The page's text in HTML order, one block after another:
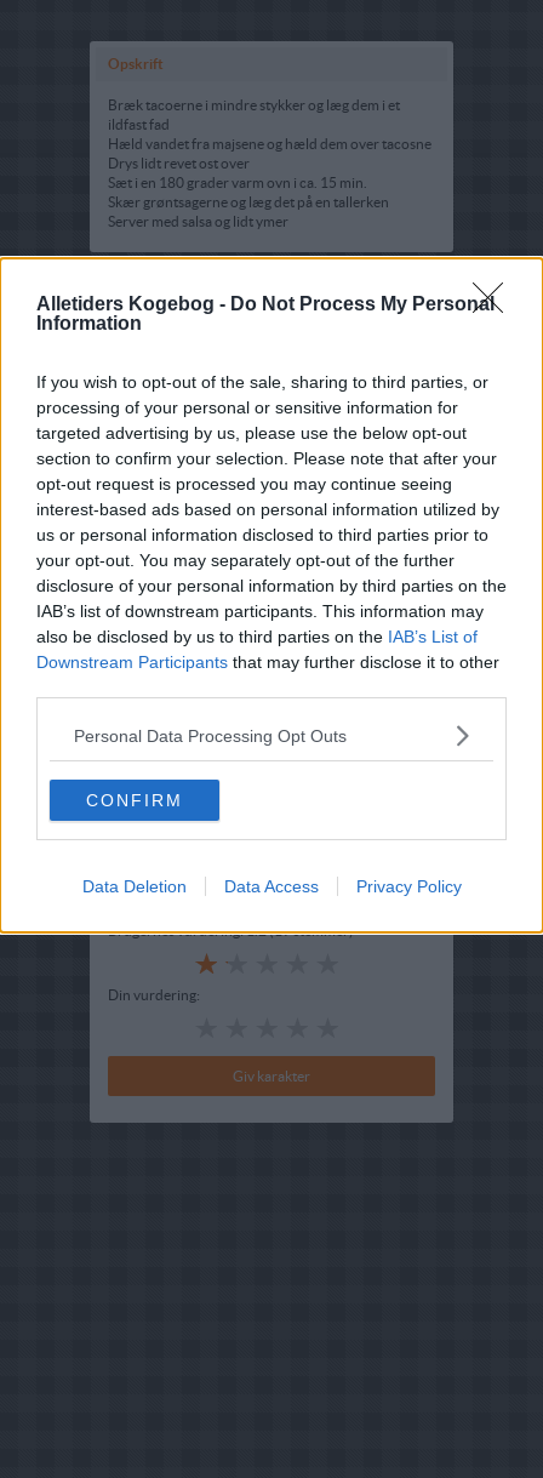
Alletiders Kogebog - Do Not Process My Personal
Information
If you wish to opt-out of the sale, sharing to third parties, or
processing of your personal or sensitive information for
targeted advertising by us, please use the below opt-out
section to confirm your selection. Please note that after your
opt-out request is processed you may continue seeing
interest-based ads based on personal information utilized by
us or personal information disclosed to third parties prior to
your opt-out. You may separately opt-out of the further
disclosure of your personal information by third parties on the
IAB’s list of downstream participants. This information may
also be disclosed by us to third parties on the IAB’s List of
Downstream Participants that may further disclose it to other
Personal Data Processing Opt Outs
CONFIRM
Data Deletion Data Access Privacy Policy
Opskrift
Bræk tacoerne i mindre stykker og læg dem i et
ildfast fad
Hæld vandet fra majsene og hæld dem over tacosne
Drys lidt revet ost over
Sæt i en 180 grader varm ovn i ca. 15 min.
Skær grøntsagerne og læg det på en tallerken
Server med salsa og lidt ymer
Diverse Hovedretter
Indsendt :2008-06-22
Brugernes vurdering:1.2(19stemmer)
Din vurdering: